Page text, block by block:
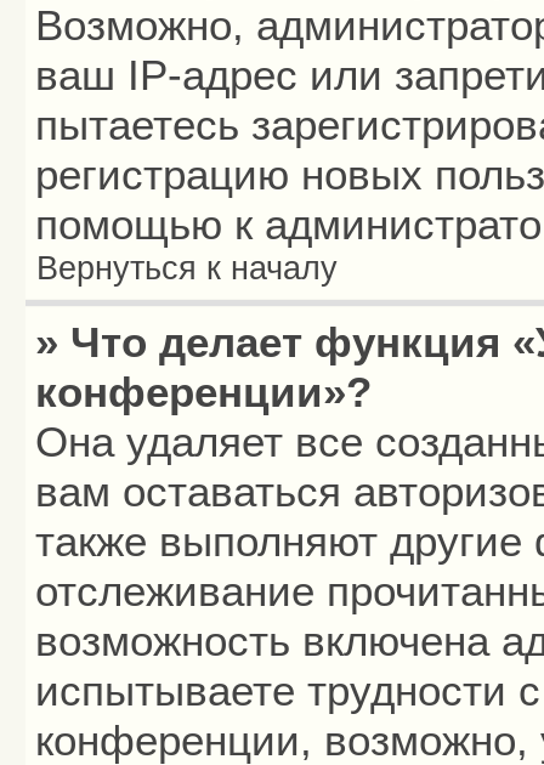
Возможно,
ваш IP-адрес или
пытаетесь
регистрацию новых
помощью к
Вернуться к началу
» Что делает функция
конференции»?
Она удаляет все
вам оставаться
также выполняют другие
отслеживание
возможность включена
испытываете трудности
конференции, возможно,